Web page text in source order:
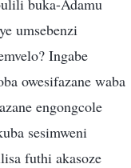
buka-Adamu
umsebenzi
Ingabe
owesifazane waba
engongcole
sesimweni
futhi akasoze